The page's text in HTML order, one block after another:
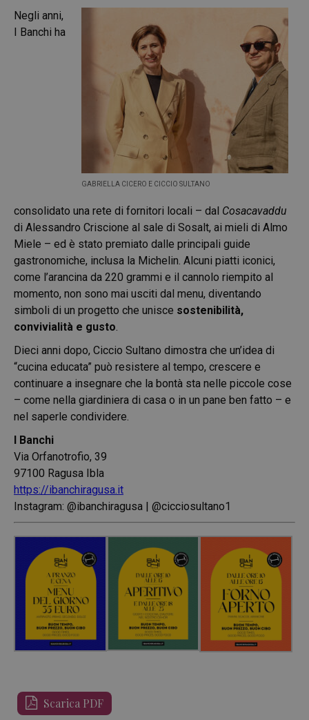
GABRIELLA CICERO E CICCIO SULTANO
Negli anni,
I Banchi ha
consolidato una rete di fornitori locali – dal Cosacavaddu
di Alessandro Criscione al sale di Sosalt, ai mieli di Almo
Miele – ed è stato premiato dalle principali guide
gastronomiche, inclusa la Michelin. Alcuni piatti iconici,
come l’arancina da 220 grammi e il cannolo riempito al
momento, non sono mai usciti dal menu, diventando
simboli di un progetto che unisce sostenibilità,
convivialità e gusto.
Dieci anni dopo, Ciccio Sultano dimostra che un’idea di
“cucina educata” può resistere al tempo, crescere e
continuare a insegnare che la bontà sta nelle piccole cose
– come nella giardiniera di casa o in un pane ben fatto – e
nel saperle condividere.
I Banchi
Via Orfanotrofio, 39
97100 Ragusa Ibla
https://ibanchiragusa.it
Instagram: @ibanchiragusa @cicciosultano1
Scarica PDF